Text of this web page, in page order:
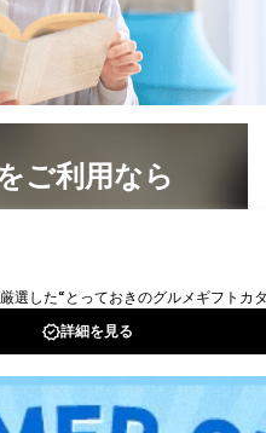
の分析のため
合わせ対応、トラブル対
レーター教育など応対品
ため
社のプライバシーポリシ
公表する利用目的達成の
5については保有個人デ
ナー（提携企業）様又は
だきますようお願い致し
いて
切に管理し､あらかじめ
者に提供することはあり
除きます。
ご利用なら
読み放題！
FOR IOS
FOR ANDROID